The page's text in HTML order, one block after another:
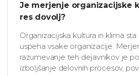
Je merjenje organizacijske
res dovolj?
Organizacijska kultura in klima
uspeha vsake organizacije.
razumevanje teh dejavnikov je
izboljšanje delovnih procesov,